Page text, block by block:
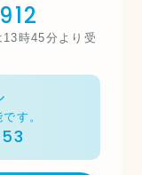
時45分より受
す。